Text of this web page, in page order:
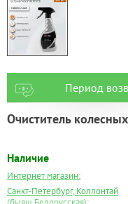
Период
Очиститель
Наличие
Интернет магазин:
Санкт-Петербург, Коллонтай